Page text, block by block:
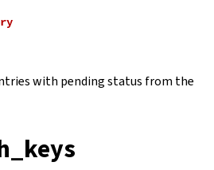
with pending status from the